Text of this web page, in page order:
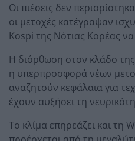
Οι πιέσεις δεν
οι μετοχές κατέγραψαν
Kospi της Νότιας Κορέας
Η διόρθωση στον κλάδο
η υπερπροσφορά νέων
αναζητούν κεφάλαια για
έχουν αυξήσει τη
Το κλίμα επηρεάζει και τη